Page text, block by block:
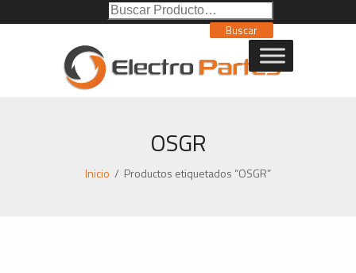
Buscar
Poducto:
Buscar
OSGR
Inicio / Productos etiquetados “OSGR”